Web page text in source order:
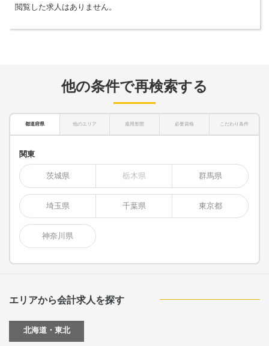
閲覧した求人はありません。
他の条件で再検索する
都道府県 他のエリア 雇用形態 必要資格 こだわり条件
関東
茨城県 栃木県 群馬県
埼玉県 千葉県 東京都
神奈川県
エリアから会計求人を探す
北海道・東北